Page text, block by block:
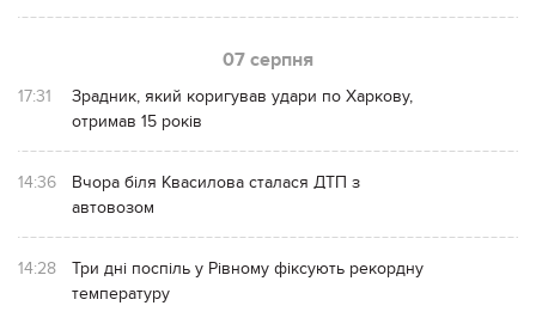
07 серпня
17:31
Зрадник, який коригував удари по Харкову,
отримав 15 років
14:36
Вчора біля Квасилова сталася ДТП з
автовозом
14:28
Три дні поспіль у Рівному фіксують рекордну
температуру